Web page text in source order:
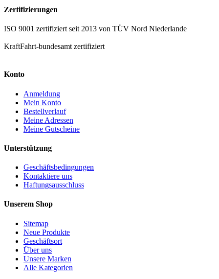
Zertifizierungen
ISO 9001 zertifiziert seit 2013 von TÜV Nord Niederlande
KraftFahrt-bundesamt zertifiziert
Konto
Anmeldung
Mein Konto
Bestellverlauf
Meine Adressen
Meine Gutscheine
Unterstützung
Geschäftsbedingungen
Kontaktiere uns
Haftungsausschluss
Unserem Shop
Sitemap
Neue Produkte
Geschäftsort
Über uns
Unsere Marken
Alle Kategorien